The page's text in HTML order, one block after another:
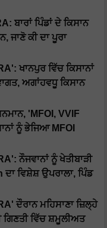
ਬਾਰਾਂ ਪਿੰਡਾਂ ਦੇ ਕਿਸਾਨ
ਜਾਣੋ ਕੀ ਦਾ ਪੂਰਾ
ਖਾਨਪੁਰ ਵਿੱਚ ਕਿਸਾਨਾਂ
ਅਗਾਂਹਵਧੂ ਕਿਸਾਨ
'MFOI, VVIF
ਨੂੰ ਭੇਜਿਆ MFOI
ਨੌਜਵਾਨਾਂ ਨੂੰ ਖੇਤੀਬਾੜੀ
ਵਿਸ਼ੇਸ਼ ਉਪਰਾਲਾ, ਪਿੰਡ
ਦੌਰਾਨ ਮਹਿਸਾਣਾ ਜ਼ਿਲ੍ਹੇ
ਗਿਣਤੀ ਵਿੱਚ ਸ਼ਮੂਲੀਅਤ